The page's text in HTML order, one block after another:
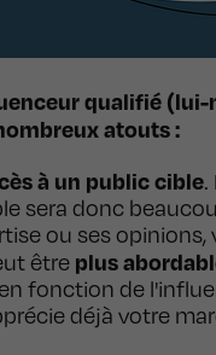
qualifié (lui-
atouts :
à un public cible.
sera donc
ou ses
être plus
fonction de
déjà votre